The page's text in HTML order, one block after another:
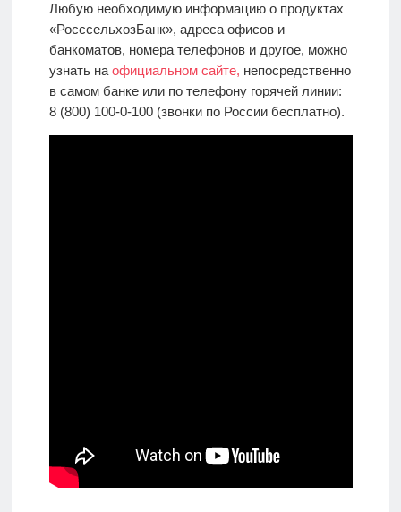
Любую необходимую информацию о продуктах
«РосссельхозБанк», адреса офисов и
банкоматов, номера телефонов и другое, можно
узнать на официальном сайте, непосредственно
в самом банке или по телефону горячей линии:
8 (800) 100-0-100 (звонки по России бесплатно).